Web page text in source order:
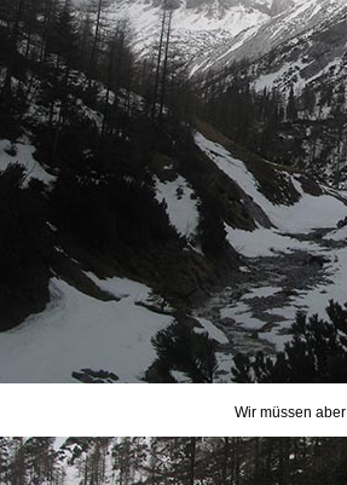
Wir müssen